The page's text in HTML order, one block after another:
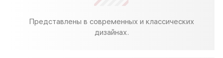
Представлены в современных и классических
дизайнах.